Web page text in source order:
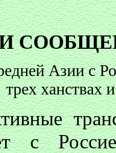
Азии с
трех ханствах
с